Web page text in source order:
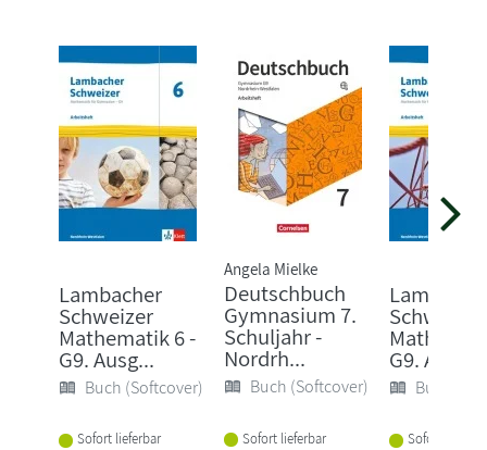
Lambacher
Schweizer
Mathematik 6 -
G9. Ausg...
Buch (Softcover)
Sofort lieferbar
Angela Mielke
Deutschbuch
Gymnasium 7.
Schuljahr -
Nordrh...
Buch (Softcover)
Sofort lieferbar
Schweizer
G9. Arbe...
Buch
Sofort